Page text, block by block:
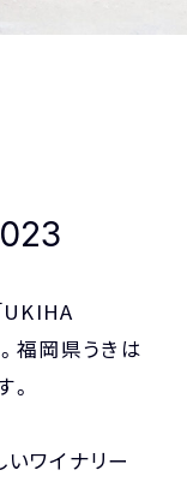
UKIHA
福岡県うきは
ワイナリー